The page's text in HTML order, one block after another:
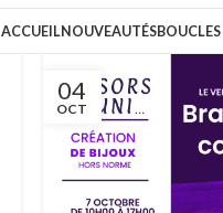
ACCUEILNOUVEAUTÉSBOUCLES
04
OCT